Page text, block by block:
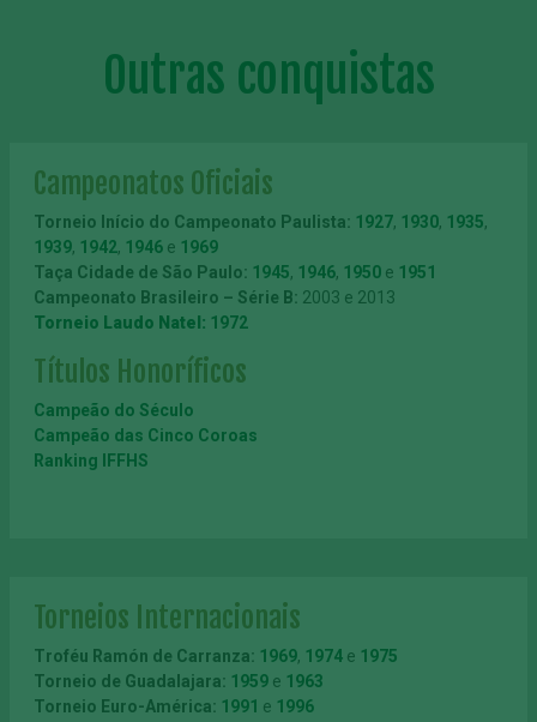
Outras conquistas
Campeonatos Oficiais
Torneio Início do Campeonato Paulista: 1927, 1930, 1935,
1939, 1942, 1946 e 1969
Taça Cidade de São Paulo: 1945, 1946, 1950 e 1951
Campeonato Brasileiro – Série B: 2003 e 2013
Torneio Laudo Natel: 1972
Títulos Honoríficos
Campeão do Século
Campeão das Cinco Coroas
Ranking IFFHS
Torneios Internacionais
Troféu Ramón de Carranza: 1969, 1974 e 1975
Torneio de Guadalajara: 1959 e 1963
Torneio Euro-América: 1991 e 1996